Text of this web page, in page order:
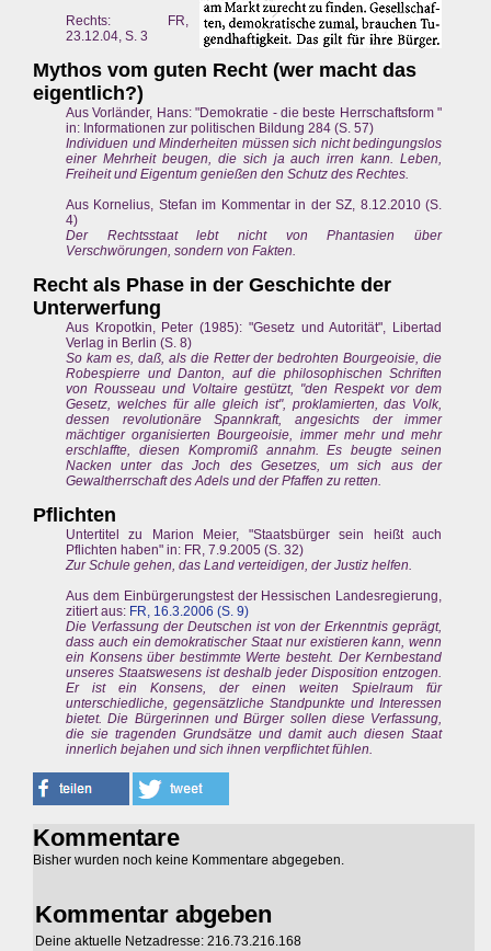
Rechts: FR,
23.12.04, S. 3
Mythos vom guten Recht (wer macht das
eigentlich?)
Aus Vorländer, Hans: "Demokratie - die beste Herrschaftsform "
in: Informationen zur politischen Bildung 284 (S. 57)
Individuen und Minderheiten müssen sich nicht bedingungslos
einer Mehrheit beugen, die sich ja auch irren kann. Leben,
Freiheit und Eigentum genießen den Schutz des Rechtes.
Aus Kornelius, Stefan im Kommentar in der SZ, 8.12.2010 (S.
4)
Der Rechtsstaat lebt nicht von Phantasien über
Verschwörungen, sondern von Fakten.
Recht als Phase in der Geschichte der
Unterwerfung
Aus Kropotkin, Peter (1985): "Gesetz und Autorität", Libertad
Verlag in Berlin (S. 8)
So kam es, daß, als die Retter der bedrohten Bourgeoisie, die
Robespierre und Danton, auf die philosophischen Schriften
von Rousseau und Voltaire gestützt, "den Respekt vor dem
Gesetz, welches für alle gleich ist", proklamierten, das Volk,
dessen revolutionäre Spannkraft, angesichts der immer
mächtiger organisierten Bourgeoisie, immer mehr und mehr
erschlaffte, diesen Kompromiß annahm. Es beugte seinen
Nacken unter das Joch des Gesetzes, um sich aus der
Gewaltherrschaft des Adels und der Pfaffen zu retten.
Pflichten
Untertitel zu Marion Meier, "Staatsbürger sein heißt auch
Pflichten haben" in: FR, 7.9.2005 (S. 32)
Zur Schule gehen, das Land verteidigen, der Justiz helfen.
Aus dem Einbürgerungstest der Hessischen Landesregierung,
zitiert aus: FR, 16.3.2006 (S. 9)
Die Verfassung der Deutschen ist von der Erkenntnis geprägt,
dass auch ein demokratischer Staat nur existieren kann, wenn
ein Konsens über bestimmte Werte besteht. Der Kernbestand
unseres Staatswesens ist deshalb jeder Disposition entzogen.
Er ist ein Konsens, der einen weiten Spielraum für
unterschiedliche, gegensätzliche Standpunkte und Interessen
bietet. Die Bürgerinnen und Bürger sollen diese Verfassung,
die sie tragenden Grundsätze und damit auch diesen Staat
innerlich bejahen und sich ihnen verpflichtet fühlen.
Kommentare
Bisher wurden noch keine Kommentare abgegeben.
Kommentar abgeben
Deine aktuelle Netzadresse: 216.73.216.168